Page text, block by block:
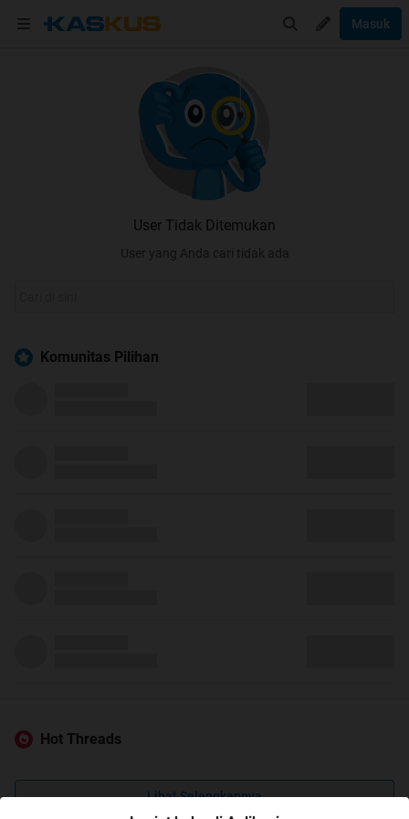
Masuk
User Tidak Ditemukan
User yang Anda cari tidak ada
Komunitas Pilihan
Hot Threads
Lihat Selengkapnya